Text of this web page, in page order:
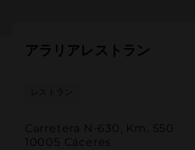
アラリアレストラン
レストラン
Carretera N-630, Km. 550
10005 Cáceres